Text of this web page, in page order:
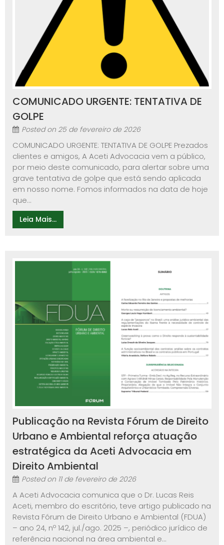
COMUNICADO URGENTE: TENTATIVA DE
GOLPE
Posted on 25 de fevereiro de 2026
COMUNICADO URGENTE: TENTATIVA DE GOLPE Prezados
clientes e amigos, A Aceti Advocacia vem a público,
por meio deste comunicado, para alertar sobre uma
grave tentativa de golpe que está sendo aplicada
em nosso nome. Fomos informados na data de hoje
que...
Leia Mais...
Publicação na Revista Fórum de Direito
Urbano e Ambiental reforça atuação
estratégica da Aceti Advocacia em
Direito Ambiental
Posted on 11 de fevereiro de 2026
A Aceti Advocacia comunica que o Dr. Lucas Reis
Aceti, membro do escritório, teve artigo publicado na
Revista Fórum de Direito Urbano e Ambiental (FDUA)
– ano 24, nº 142, jul./ago. 2025 –, periódico jurídico de
referência nacional na área ambiental e...